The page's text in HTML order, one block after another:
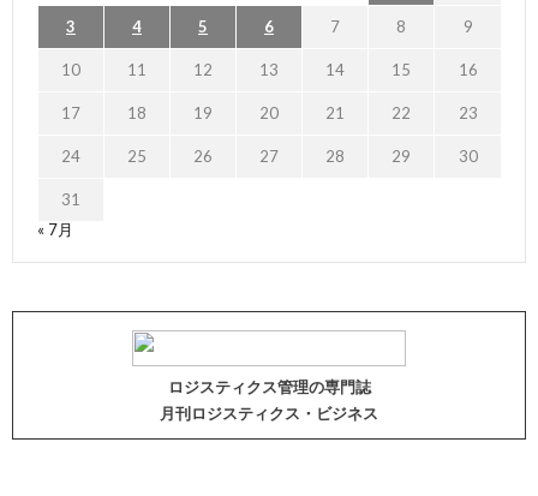
3 4 5 6 7 8 9
10 11 12 13 14 15 16
17 18 19 20 21 22 23
24 25 26 27 28 29 30
31
« 7月
ロジスティクス管理の専門誌
月刊ロジスティクス・ビジネス